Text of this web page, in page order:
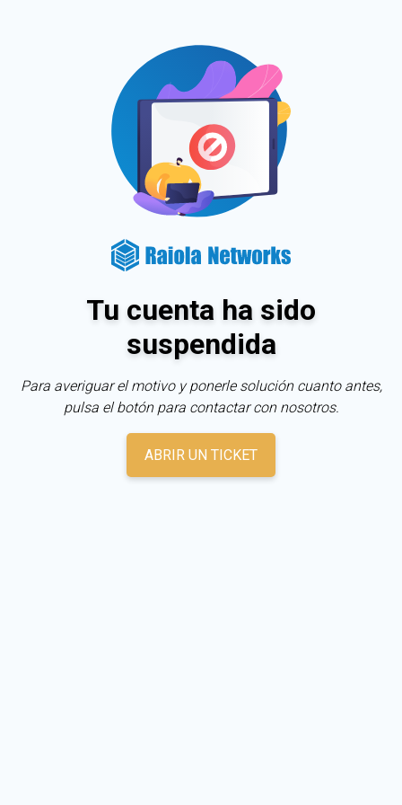
Tu cuenta ha sido
suspendida
Para averiguar el motivo y ponerle solución cuanto antes,
pulsa el botón para contactar con nosotros.
ABRIR UN TICKET